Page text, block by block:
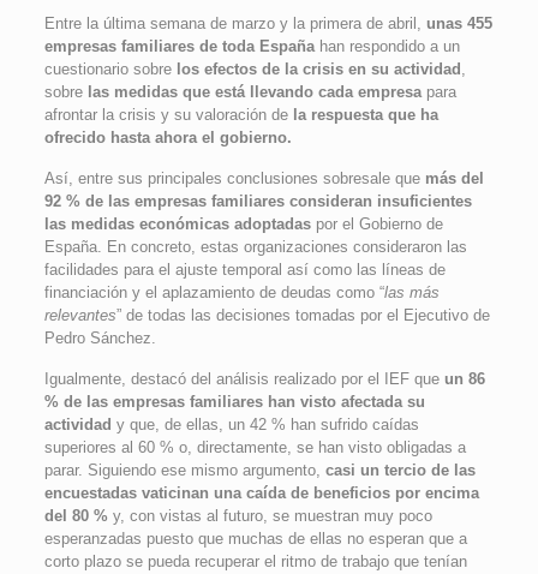
Entre la última semana de marzo y la primera de abril, unas 455
empresas familiares de toda Españahan respondido a un
cuestionario sobre los efectos de la crisis en su actividad ,
sobrelas medidas que está llevando cada empresapara
afrontar la crisis y su valoración de la respuesta que ha
ofrecido hasta ahora el gobierno.
Así, entre sus principales conclusiones sobresale que más del
92 % de las empresas familiares consideran insuficientes
las medidas económicas adoptadaspor el Gobierno de
España. En concreto, estas organizaciones consideraron las
facilidades para el ajuste temporal así como las líneas de
financiación y el aplazamiento de deudas como “las más
relevantes” de todas las decisiones tomadas por el Ejecutivo de
Pedro Sánchez.
Igualmente, destacó del análisis realizado por el IEF que un 86
% de las empresas familiares han visto afectada su
actividad y que, de ellas, un 42 % han sufrido caídas
superiores al 60 % o, directamente, se han visto obligadas a
parar. Siguiendo ese mismo argumento, casi un tercio de las
encuestadas vaticinan una caída de beneficios por encima
del 80 % y, con vistas al futuro, se muestran muy poco
esperanzadas puesto que muchas de ellas no esperan que a
corto plazo se pueda recuperar el ritmo de trabajo que tenían